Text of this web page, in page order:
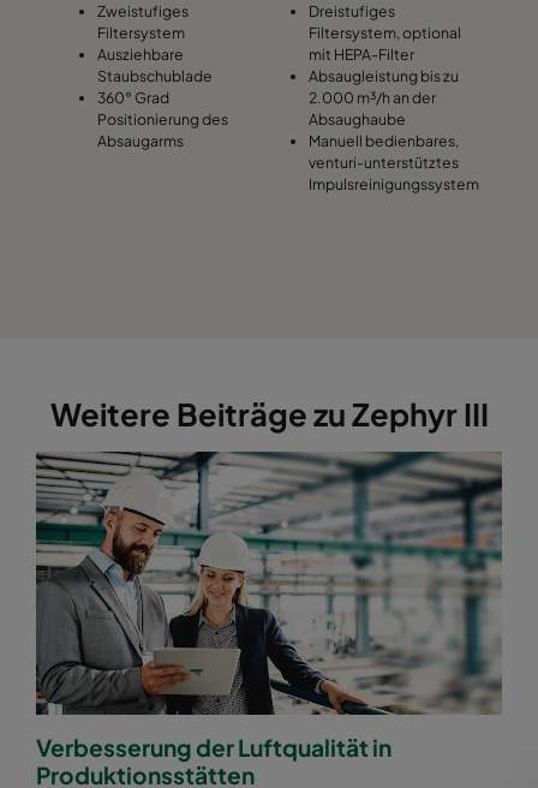
Zweistufiges
Filtersystem
Ausziehbare
Staubschublade
360° Grad
Positionierung des
Absaugarms
Dreistufiges
Filtersystem, optional
mit HEPA-Filter
Absaugleistung bis zu
2.000 m³/h an der
Absaughaube
Manuell bedienbares,
venturi-unterstütztes
Impulsreinigungssystem
Weitere Beiträge zu Zephyr III
Verbesserung der Luftqualität in
Produktionsstätten